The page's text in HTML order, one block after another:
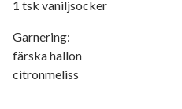
1 tsk vaniljsocker
Garnering:
färska hallon
citronmeliss